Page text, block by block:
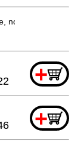
non ordinabile
+
+